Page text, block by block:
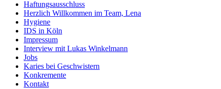
Haftungsausschluss
Herzlich Willkommen im Team, Lena
Hygiene
IDS in Köln
Impressum
Interview mit Lukas Winkelmann
Jobs
Karies bei Geschwistern
Konkremente
Kontakt